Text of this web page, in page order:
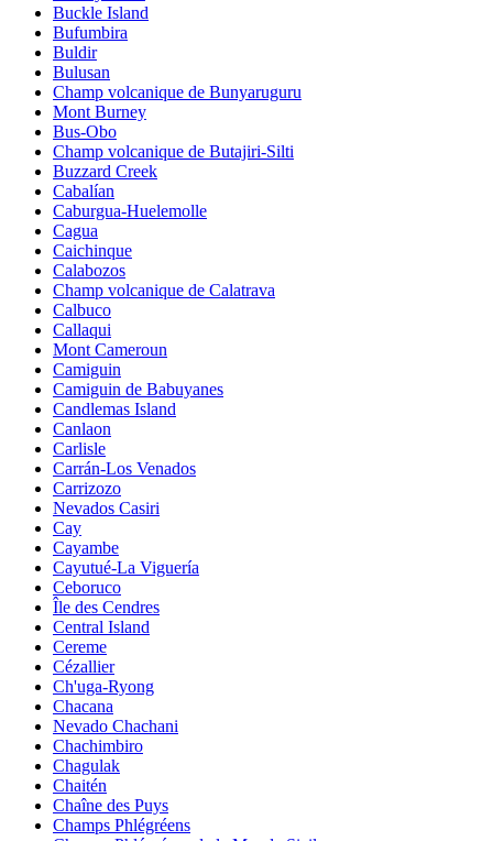
Buckle Island
Bufumbira
Buldir
Bulusan
Champ volcanique de Bunyaruguru
Mont Burney
Bus-Obo
Champ volcanique de Butajiri-Silti
Buzzard Creek
Cabalían
Caburgua-Huelemolle
Cagua
Caichinque
Calabozos
Champ volcanique de Calatrava
Calbuco
Callaqui
Mont Cameroun
Camiguin
Camiguin de Babuyanes
Candlemas Island
Canlaon
Carlisle
Carrán-Los Venados
Carrizozo
Nevados Casiri
Cay
Cayambe
Cayutué-La Viguería
Ceboruco
Île des Cendres
Central Island
Cereme
Cézallier
Ch'uga-Ryong
Chacana
Nevado Chachani
Chachimbiro
Chagulak
Chaitén
Chaîne des Puys
Champs Phlégréens